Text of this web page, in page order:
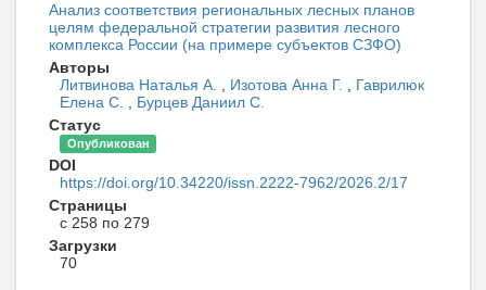
Анализ соответствия региональных лесных планов
целям федеральной стратегии развития лесного
комплекса России (на примере субъектов СЗФО)
Авторы
Литвинова Наталья А.
Изотова Анна Г.
Гаврилюк
Елена С.
Бурцев Даниил С.
Статус
Опубликован
DOI
https://doi.org/10.34220/issn.2222-7962/2026.2/17
Страницы
с 258 по 279
Загрузки
70